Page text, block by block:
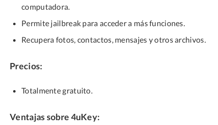
computadora.
Permite jailbreak para acceder a más funciones.
Recupera fotos, contactos, mensajes y otros archivos.
Precios:
Totalmente gratuito.
Ventajas sobre 4uKey: